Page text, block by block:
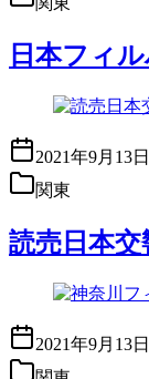
日本フィ
2021年9月13
関東
読売日本交
2021年9月13